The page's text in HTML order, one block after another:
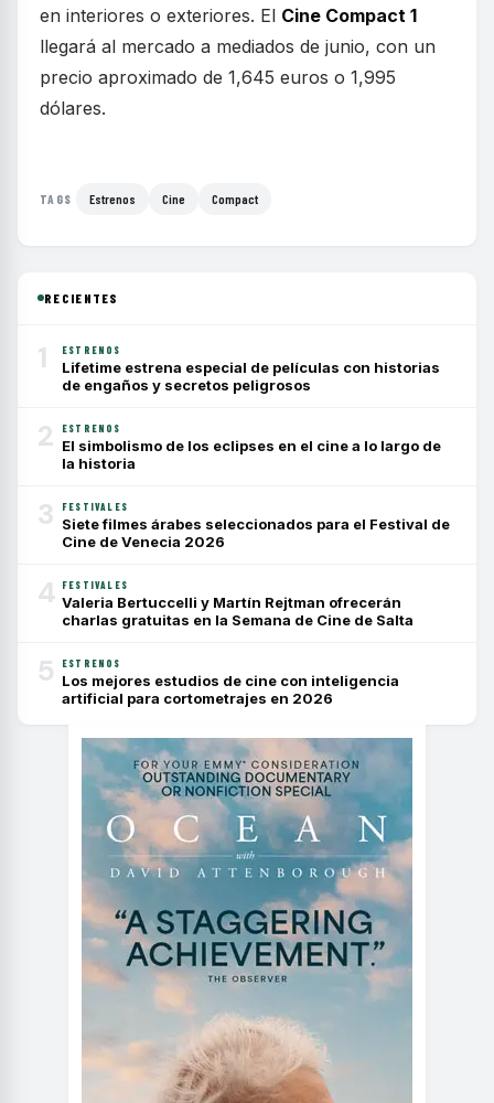
en interiores o exteriores. El Cine Compact 1
llegará al mercado a mediados de junio, con un
precio aproximado de 1,645 euros o 1,995
dólares.
TAGS Estrenos Cine Compact
RECIENTES
1 ESTRENOS
Lifetime estrena especial de películas con historias
de engaños y secretos peligrosos
2 ESTRENOS
El simbolismo de los eclipses en el cine a lo largo de
la historia
3 FESTIVALES
Siete filmes árabes seleccionados para el Festival de
Cine de Venecia 2026
4 FESTIVALES
Valeria Bertuccelli y Martín Rejtman ofrecerán
charlas gratuitas en la Semana de Cine de Salta
5 ESTRENOS
Los mejores estudios de cine con inteligencia
artificial para cortometrajes en 2026